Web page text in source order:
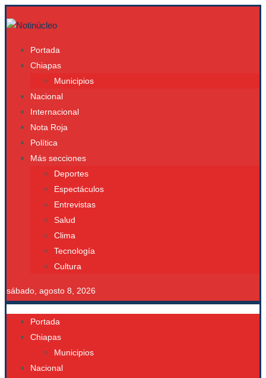
Portada
Chiapas
Municipios
Nacional
Internacional
Nota Roja
Política
Más secciones
Deportes
Espectáculos
Entrevistas
Salud
Clima
Tecnología
Cultura
sábado, agosto 8, 2026
Portada
Chiapas
Municipios
Nacional